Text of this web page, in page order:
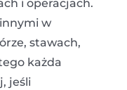
i operacjach.
w
stawach,
każda
jeśli